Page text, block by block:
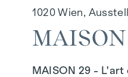
1020 Wien,
MAISON 29 -